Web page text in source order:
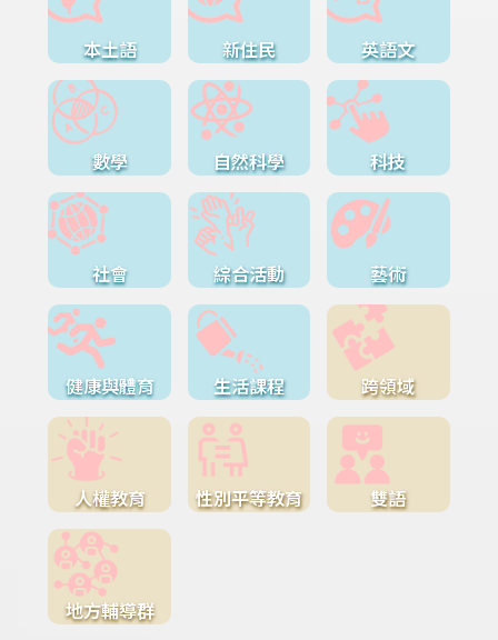
本土語 新住民 英語文
數學 自然科學 科技
社會 綜合活動 藝術
健康與體育 生活課程 跨領域
人權教育 性別平等教育 雙語
地方輔導群